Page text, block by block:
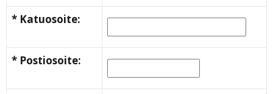
* Katuosoite:
* Postiosoite: